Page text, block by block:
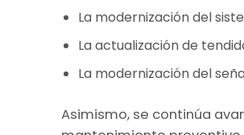
La modernización del
La actualización de
La modernización del
Asimismo, se continúa